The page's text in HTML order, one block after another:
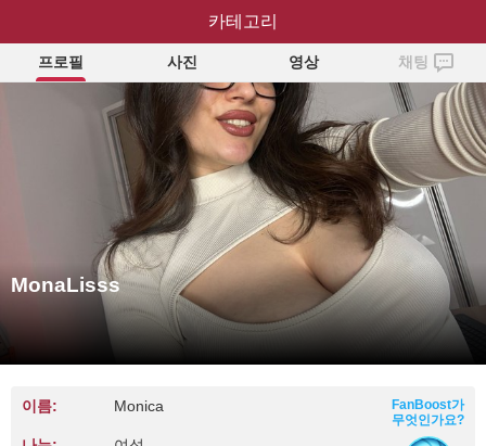
MonaLisss
프로필 사진 영상 채팅
MonaLisss
이름: Monica
FanBoost가
무엇인가요?
카테고리